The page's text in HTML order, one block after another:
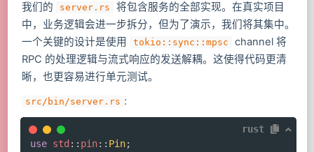
我们的 server.rs
将包含服务的全部实现。在真实项目
中，业务逻辑会进一步拆分，但为了演示，我们将其集中。
一个关键的设计是使用
tokio::sync::mpsc
channel 将
RPC 的处理逻辑与流式响应的发送解耦。这使得代码更清
晰，也更容易进行单元测试。
src/bin/server.rs :
rust
use std :: pin:: Pin;